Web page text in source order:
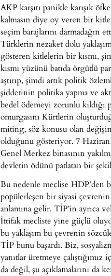
AKP karşıtı panikle karışık
kalmasın diye oy veren bir
seçim barajlarını darmadağın
Türklerin nezaket dolu
gösteren kitlelerin bir kısmı,
kısmı yüzünü batıda örgütlü
aştırıp, şimdi artık politik
şiddetinin politika yapma ve
bedel ödemeyi zorunlu
omurgasını Kürtlerin
miting, söz konusu olan
olduğunu gösteriyor. 7 Haziran
Genel Merkez binasının
devletin ödünü patlatan bir
Bu nedenle meclise HDP’den
popülerleşen bir siyasi
anlamına gelir. TİP’in ayrıca
İttifak mecliste yine güçlü
bu yaklaşım bu çevrenin
TİP bunu başardı. Biz,
yanıtlar üretmeye
da değil, şu açıklamalarını da